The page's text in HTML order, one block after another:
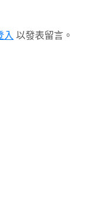
入 以發表留言。